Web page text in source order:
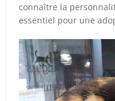
connaître la
essentiel pour une